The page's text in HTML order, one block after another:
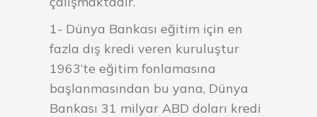
1- Dünya Bankası eğitim için en
fazla dış kredi veren kuruluştur
1963’te eğitim fonlamasına
başlanmasından bu yana, Dünya
Bankası 31 milyar ABD doları kredi